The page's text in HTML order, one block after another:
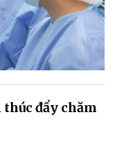
đẩy chăm